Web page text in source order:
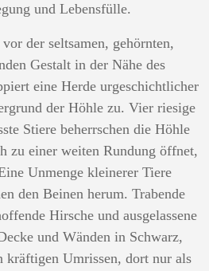
und Lebensfülle.
der seltsamen, gehörnten,
Gestalt in der Nähe des
eine Herde urgeschichtlicher
der Höhle zu. Vier riesige
Stiere beherrschen die Höhle
zu einer weiten Rundung öffnet,
Unmenge kleinerer Tiere
den Beinen herum. Trabende
Hirsche und ausgelassene
und Wänden in Schwarz,
kräftigen Umrissen, dort nur als